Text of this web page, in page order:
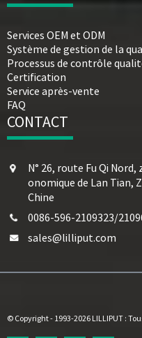
Services OEM et ODM
Système de gestion de la
Processus de contrôle
Certification
Service après-vente
FAQ
CONTACT
N° 26, route Fu Qi
onomique de Lan Tian,
Chine
0086-596-2109323/
sales@lilliput.com
© Copyright - 1993-2026 LILLIPUT :